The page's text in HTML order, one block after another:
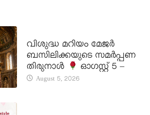
വിശുദ്ധ മറിയം മേജർ
ബസിലിക്കയുടെ സമർപ്പണ
തിരുനാൾ
ഓഗസ്റ്റ് 5 –
August 5, 2026